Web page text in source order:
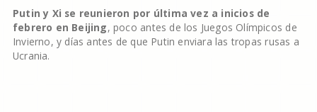
Putin y Xi se reunieron por última vez a inicios de
febrero en Beijing, poco antes de los Juegos Olímpicos de
Invierno, y días antes de que Putin enviara las tropas rusas a
Ucrania.